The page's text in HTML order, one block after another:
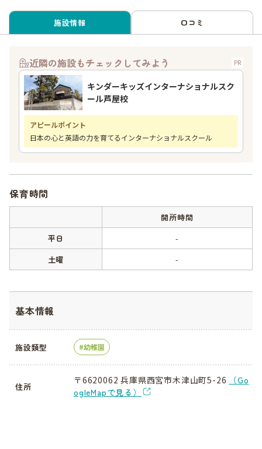
施設情報 口コミ
近隣の施設もチェックしてみよう PR
キンダーキッズインターナショナルスク
ール芦屋校
アピールポイント
日本の心と英語の力を育てるインターナショナルスクール
保育時間
開所時間
平日
-
土曜
-
基本情報
施設類型 幼稚園
住所
〒6620062 兵庫県西宮市木津山町5-26
（Go
ogleMapで見る）